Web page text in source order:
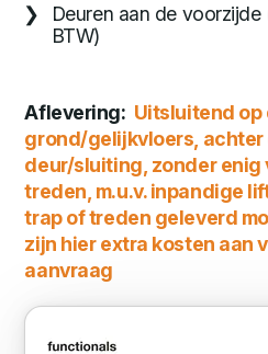
Deuren aan de
BTW)
Aflevering: Uitsluitend op
grond/gelijkvloers, achter
deur/sluiting, zonder
treden, m.u.v. inpandige
trap of treden geleverd
zijn hier extra kosten aan
aanvraag